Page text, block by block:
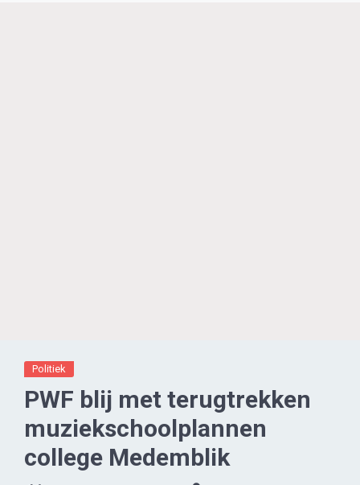
Politiek
PWF blij met terugtrekken
muziekschoolplannen
college Medemblik